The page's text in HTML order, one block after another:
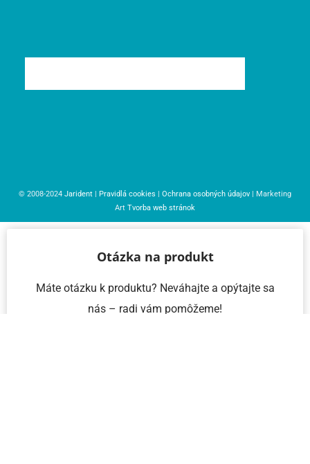
© 2008-2024 Jarident | Pravidlá cookies | Ochrana osobných údajov | Marketing
Art Tvorba web stránok
Otázka na produkt
Máte otázku k produktu? Neváhajte a opýtajte sa
nás – radi vám pomôžeme!